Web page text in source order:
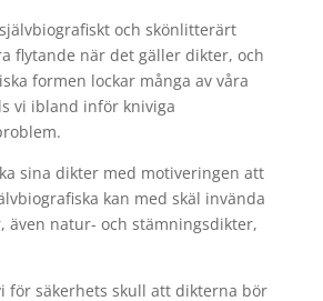
och skönlitterärt
flytande när det gäller dikter, och
formen lockar många av våra
vi ibland inför kniviga
sina dikter med motiveringen att
kan med skäl invända
även natur- och stämningsdikter,
för säkerhets skull att dikterna bör